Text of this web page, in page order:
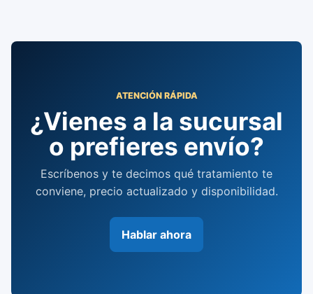
ATENCIÓN RÁPIDA
¿Vienes a la sucursal
o prefieres envío?
Escríbenos y te decimos qué tratamiento te
conviene, precio actualizado y disponibilidad.
Hablar ahora